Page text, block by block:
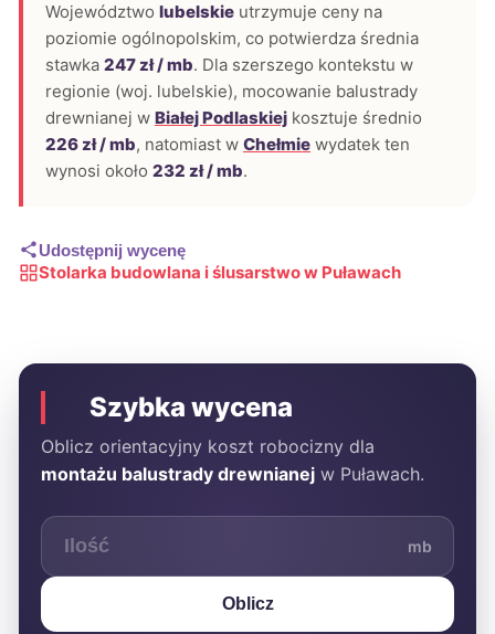
Województwo lubelskie utrzymuje ceny na
poziomie ogólnopolskim, co potwierdza średnia
stawka 247 zł / mb. Dla szerszego kontekstu w
regionie (woj. lubelskie), mocowanie balustrady
drewnianej w Białej Podlaskiej kosztuje średnio
226 zł / mb, natomiast w Chełmie wydatek ten
wynosi około 232 zł / mb.
Udostępnij wycenę
Stolarka budowlana i ślusarstwo w Puławach
Szybka wycena
Oblicz orientacyjny koszt robocizny dla
montażu balustrady drewnianej w Puławach.
mb
Oblicz